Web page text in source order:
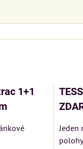
1+1
Jeden